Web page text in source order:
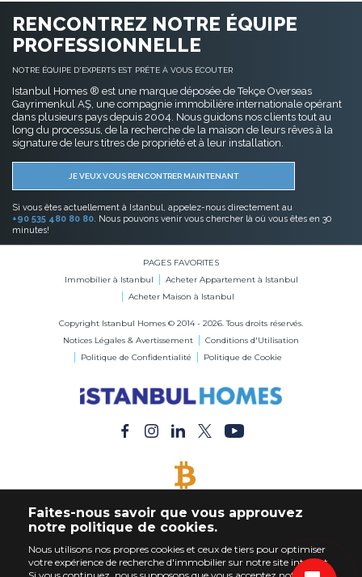
RENCONTREZ NOTRE ÉQUIPE
PROFESSIONNELLE
NOTRE ÉQUIPE D'EXPERTS EST PRÊTE À VOUS ÉCOUTER
Istanbul Homes ® est une marque déposée de Tekçe Overseas
Gayrimenkul AŞ, une compagnie immobilière internationale opérant
dans plusieurs pays depuis 2004. Nous guidons nos clients tout au
long du processus, de la recherche de la maison de leurs rêves à la
signature de leurs titres de propriété et à leur installation.
JE VEUX VOUS RENCONTRER MAINTENANT
Si vous êtes actuellement à Istanbul, appelez-nous directement au
+90 535 480 80 80. Nous pouvons venir vous chercher là où vous êtes en 30
minutes!
PAGES FAVORITES
Immobilier à Istanbul
Acheter Appartement à Istanbul
Acheter Maison à Istanbul
Copyright Istanbul Homes © 2014 - 2026. Tous droits réservés.
Notices Légales & Avertissement
Conditions d'Utilisation
Politique de Confidentialité
Politique de Cookie
Acheter Immobilier en Bitcoin
Faites-nous savoir que vous approuvez
notre politique de cookies.
Nous utilisons nos propres cookies et ceux de tiers pour optimiser
votre expérience de recherche d'immobilier sur notre site internet.